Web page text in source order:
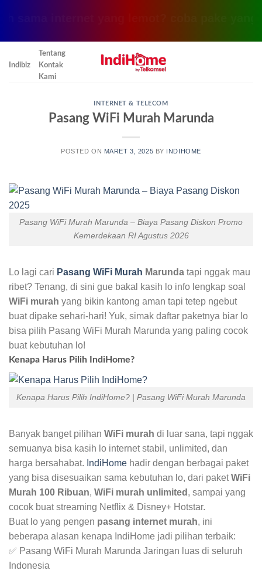
Indibiz
Tentang
Kontak
Kami
INTERNET & TELECOM
Pasang WiFi Murah Marunda
POSTED ON MARET 3, 2025 BY INDIHOME
Pasang WiFi Murah Marunda – Biaya Pasang Diskon Promo
Kemerdekaan RI Agustus 2026
Lo lagi cari Pasang WiFi Murah Marunda tapi nggak mau
ribet? Tenang, di sini gue bakal kasih lo info lengkap soal
WiFi murah yang bikin kantong aman tapi tetep ngebut
buat dipake sehari-hari! Yuk, simak daftar paketnya biar lo
bisa pilih Pasang WiFi Murah Marunda yang paling cocok
buat kebutuhan lo!
Kenapa Harus Pilih IndiHome?
Kenapa Harus Pilih IndiHome? | Pasang WiFi Murah Marunda
Banyak banget pilihan WiFi murah di luar sana, tapi nggak
semuanya bisa kasih lo internet stabil, unlimited, dan
harga bersahabat. IndiHome hadir dengan berbagai paket
yang bisa disesuaikan sama kebutuhan lo, dari paketWiFi
Murah 100 Ribuan, WiFi murah unlimited , sampai yang
cocok buat streaming Netflix & Disney+ Hotstar.
Buat lo yang pengen pasang internet murah, ini
beberapa alasan kenapa IndiHome jadi pilihan terbaik:
✅ Pasang WiFi Murah Marunda Jaringan luas di seluruh
Indonesia